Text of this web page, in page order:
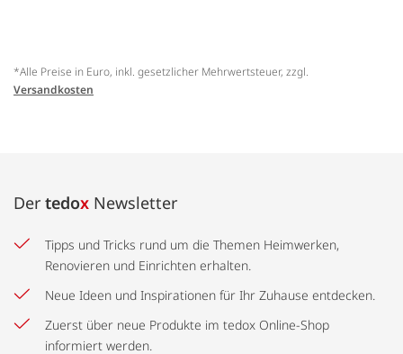
*Alle Preise in Euro, inkl. gesetzlicher Mehrwertsteuer, zzgl.
Versandkosten
Der tedox Newsletter
Tipps und Tricks rund um die Themen Heimwerken,
Renovieren und Einrichten erhalten.
Neue Ideen und Inspirationen für Ihr Zuhause entdecken.
Zuerst über neue Produkte im tedox Online-Shop
informiert werden.